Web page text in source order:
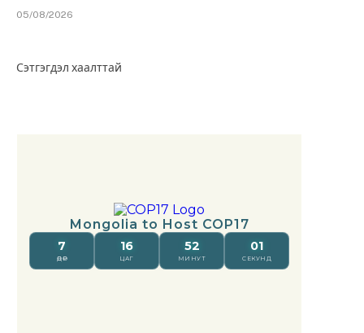
05/08/2026
Сэтгэгдэл хаалттай